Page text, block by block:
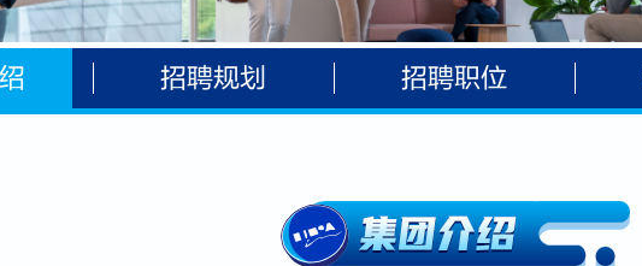
招聘规划 招聘职位